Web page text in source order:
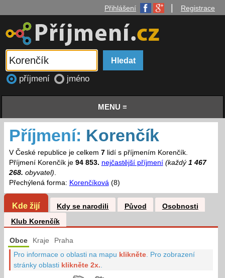
Přihlášení Registrace
příjmení jméno
MENU ≡
Příjmení: Korenčík
V České republice je celkem 7lidí s příjmením Korenčík.
Příjmení Korenčík je 94 853. nejčastější příjmení (každý 1 467
268. obyvatel).
Přechýlená forma: Korenčíková(8)
Kde žijí Kdy se narodili Původ
Osobnosti
Klub Korenčík
Obce Kraje Praha
Pro informace o oblasti na mapu klikněte Pro zobrazení
stránky oblasti klikněte 2x.